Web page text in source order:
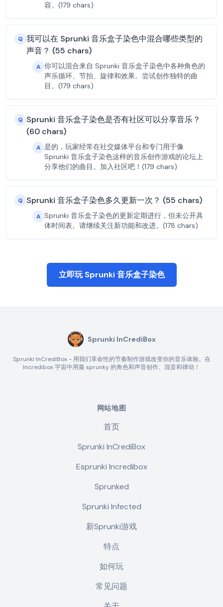
容。(179 chars)
Q 我可以在 Sprunki 音乐盒子染色中混合哪些类型的
声音？ (55 chars)
A 你可以混合来自 Sprunki 音乐盒子染色中各种角色的
声乐循环、节拍、旋律和效果。尝试创作独特的曲
目。(179 chars)
Q Sprunki 音乐盒子染色是否有社区可以分享音乐？
(60 chars)
A 是的，玩家经常在社交媒体平台和专门用于像
Sprunki 音乐盒子染色这样的音乐创作游戏的论坛上
分享他们的曲目。加入社区吧！(179 chars)
Q Sprunki 音乐盒子染色多久更新一次？ (55 chars)
A Sprunki 音乐盒子染色的更新定期进行，但未公开具
体时间表。请继续关注新功能和改进。(178 chars)
立即玩 Sprunki 音乐盒子染色
Sprunki InCrediBox
Sprunki InCrediBox - 用我们革命性的节奏制作游戏改变你的音乐体验。在
Incredibox 宇宙中用最 sprunky 的角色和声音创作、混音和律动！
网站地图
首页
Sprunki InCrediBox
Esprunki Incredibox
Sprunked
Sprunki Infected
新Sprunki游戏
特点
如何玩
常见问题